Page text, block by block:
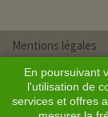
En poursuivant
l'utilisation de
services et offres
Mentions légales
Plan du site
Conditions
Conception BM